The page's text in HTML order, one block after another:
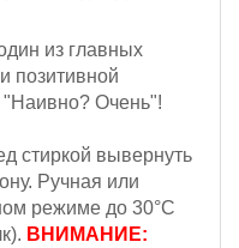
из главных
позитивной
"Наивно? Очень"!
стиркой вывернуть
Ручная или
режиме до 30°С
ВНИМАНИЕ: